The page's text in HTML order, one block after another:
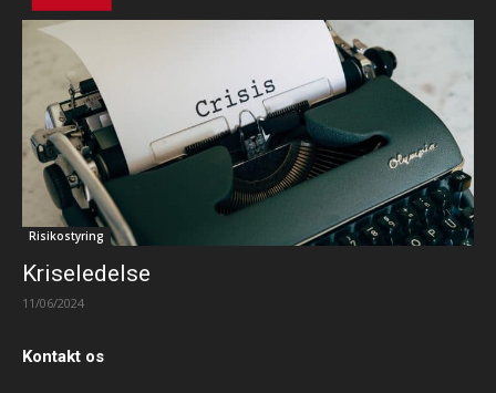
Risikostyring
Kriseledelse
11/06/2024
Kontakt os